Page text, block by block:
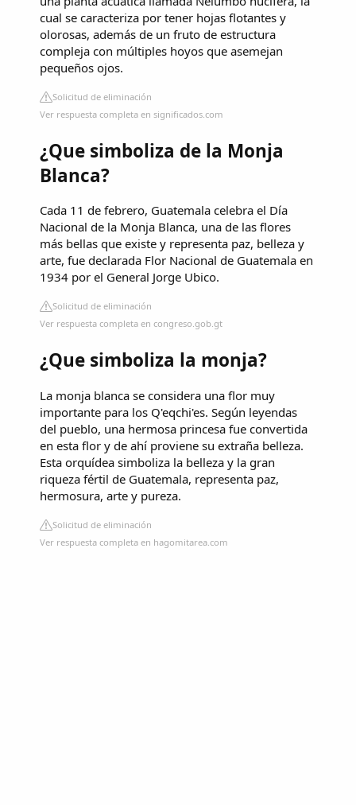
cual se caracteriza por tener hojas flotantes y
olorosas, además de un fruto de estructura
compleja con múltiples hoyos que asemejan
pequeños ojos.
Solicitud de eliminación
Ver respuesta completa en significados.com
¿Que simboliza de la Monja
Blanca?
Cada 11 de febrero, Guatemala celebra el Día
Nacional de la Monja Blanca, una de las flores
más bellas que existe y representa paz, belleza y
arte, fue declarada Flor Nacional de Guatemala en
1934 por el General Jorge Ubico.
Solicitud de eliminación
Ver respuesta completa en congreso.gob.gt
¿Que simboliza la monja?
La monja blanca se considera una flor muy
importante para los Q'eqchi'es. Según leyendas
del pueblo, una hermosa princesa fue convertida
en esta flor y de ahí proviene su extraña belleza.
Esta orquídea simboliza la belleza y la gran
riqueza fértil de Guatemala, representa paz,
hermosura, arte y pureza.
Solicitud de eliminación
Ver respuesta completa en hagomitarea.com